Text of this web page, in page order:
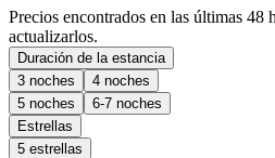
Precios encontrados en las últimas 48
actualizarlos.
Duración de la estancia
3 noches
4 noches
5 noches
6-7 noches
Estrellas
5 estrellas